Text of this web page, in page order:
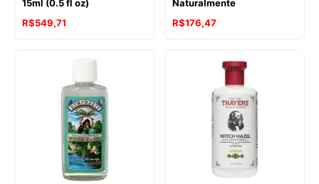
15ml (0.5 fl oz)
R$549,71
Naturalmente
R$176,47